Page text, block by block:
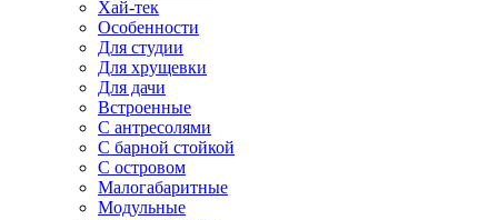
Хай-тек
Особенности
Для студии
Для хрущевки
Для дачи
Встроенные
С антресолями
С барной стойкой
С островом
Малогабаритные
Модульные